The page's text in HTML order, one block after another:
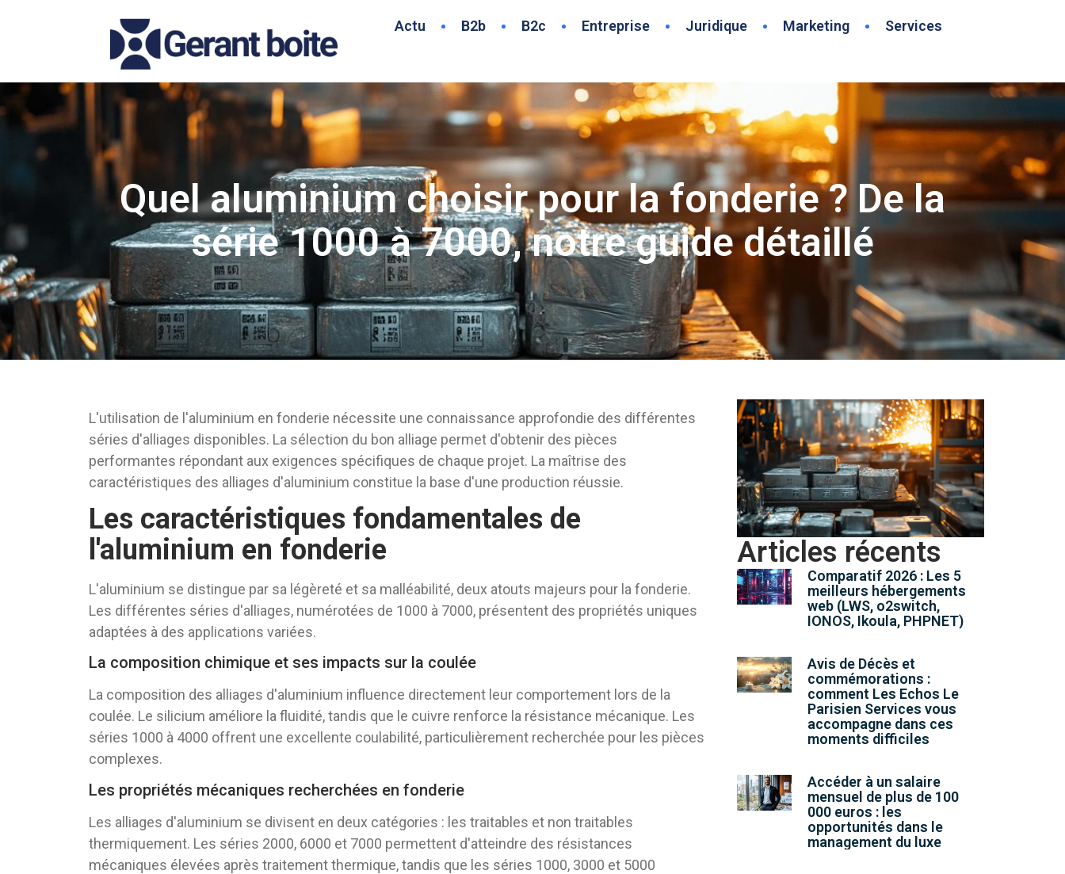
Actu B2b B2c Entreprise Juridique Marketing Services
Quel aluminium choisir pour la fonderie ? De la
série 1000 à 7000, notre guide détaillé
L'utilisation de l'aluminium en fonderie nécessite une connaissance approfondie des différentes
séries d'alliages disponibles. La sélection du bon alliage permet d'obtenir des pièces
performantes répondant aux exigences spécifiques de chaque projet. La maîtrise des
caractéristiques des alliages d'aluminium constitue la base d'une production réussie.
Les caractéristiques fondamentales de
l'aluminium en fonderie
L'aluminium se distingue par sa légèreté et sa malléabilité, deux atouts majeurs pour la fonderie.
Les différentes séries d'alliages, numérotées de 1000 à 7000, présentent des propriétés uniques
adaptées à des applications variées.
La composition chimique et ses impacts sur la coulée
La composition des alliages d'aluminium influence directement leur comportement lors de la
coulée. Le silicium améliore la fluidité, tandis que le cuivre renforce la résistance mécanique. Les
séries 1000 à 4000 offrent une excellente coulabilité, particulièrement recherchée pour les pièces
complexes.
Les propriétés mécaniques recherchées en fonderie
Les alliages d'aluminium se divisent en deux catégories : les traitables et non traitables
thermiquement. Les séries 2000, 6000 et 7000 permettent d'atteindre des résistances
mécaniques élevées après traitement thermique, tandis que les séries 1000, 3000 et 5000
Articles récents
Comparatif 2026 : Les 5
meilleurs hébergements
web (LWS, o2switch,
IONOS, Ikoula, PHPNET)
Avis de Décès et
commémorations :
comment Les Echos Le
Parisien Services vous
accompagne dans ces
moments difficiles
Accéder à un salaire
mensuel de plus de 100
000 euros : les
opportunités dans le
management du luxe